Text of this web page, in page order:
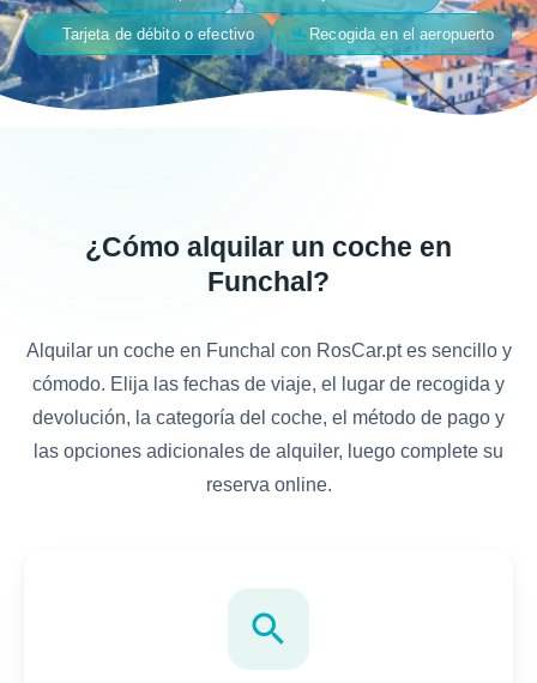
paymentsTarjeta de débito o efectivo flight_land Recogida en el aeropuerto
¿Cómo alquilar un coche en
Funchal?
Alquilar un coche en Funchal con RosCar.pt es sencillo y
cómodo. Elija las fechas de viaje, el lugar de recogida y
devolución, la categoría del coche, el método de pago y
las opciones adicionales de alquiler, luego complete su
reserva online.
search